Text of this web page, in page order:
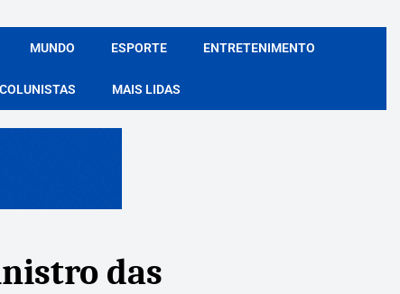
MUNDO ESPORTE ENTRETENIMENTO
COLUNISTAS MAIS LIDAS
das